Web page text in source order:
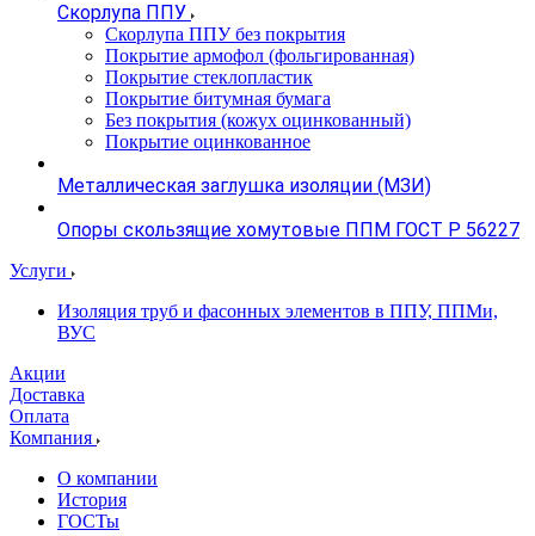
Скорлупа ППУ
Скорлупа ППУ без покрытия
Покрытие армофол (фольгированная)
Покрытие стеклопластик
Покрытие битумная бумага
Без покрытия (кожух оцинкованный)
Покрытие оцинкованное
Металлическая заглушка изоляции (МЗИ)
Опоры скользящие хомутовые ППМ ГОСТ Р 56227
Услуги
Изоляция труб и фасонных элементов в ППУ, ППМи,
ВУС
Акции
Доставка
Оплата
Компания
О компании
История
ГОСТы